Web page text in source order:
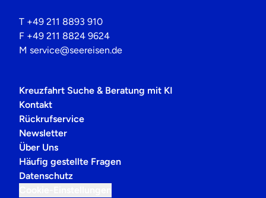
T +49 211 8893 910
F +49 211 8824 9624
M service@seereisen.de
Kreuzfahrt Suche & Beratung mit KI
Kontakt
Rückrufservice
Newsletter
Über Uns
Häufig gestellte Fragen
Datenschutz